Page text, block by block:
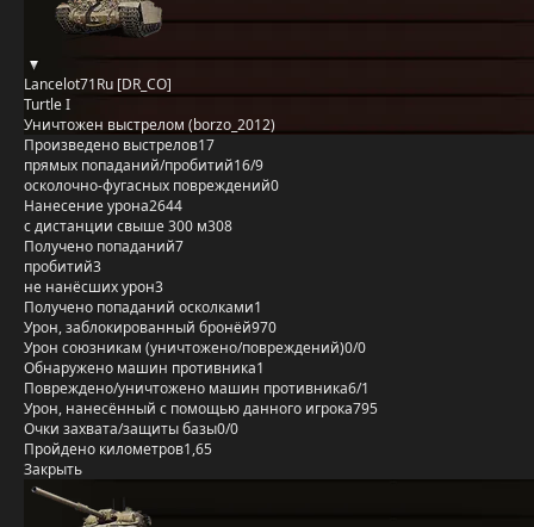
Lancelot71Ru [DR_CO]
Turtle I
Уничтожен выстрелом (borzo_2012)
Произведено выстрелов17
прямых попаданий/пробитий16/9
осколочно-фугасных повреждений0
Нанесение урона2644
с дистанции свыше 300 м308
Получено попаданий7
пробитий3
не нанёсших урон3
Получено попаданий осколками1
Урон, заблокированный бронёй970
Урон союзникам (уничтожено/повреждений)0/0
Обнаружено машин противника1
Повреждено/уничтожено машин противника6/1
Урон, нанесённый с помощью данного игрока795
Очки захвата/защиты базы0/0
Пройдено километров1,65
Закрыть